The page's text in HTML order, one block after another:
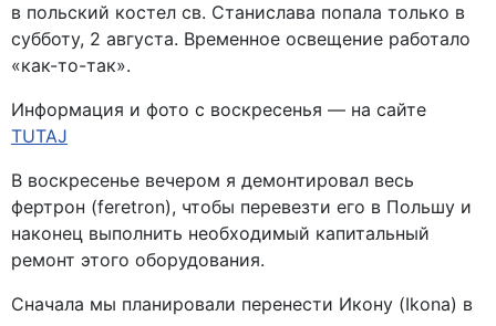
в польский костел св. Станислава попала только в
субботу, 2 августа. Временное освещение работало
«как-то-так».
Информация и фото с воскресенья — на сайте
TUTAJ
В воскресенье вечером я демонтировал весь
фертрон (feretron), чтобы перевезти его в Польшу и
наконец выполнить необходимый капитальный
ремонт этого оборудования.
Сначала мы планировали перенести Икону (Ikona) в